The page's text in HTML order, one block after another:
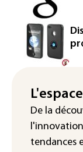
Le
La
"Retour
chaleur
France
De la
tendances